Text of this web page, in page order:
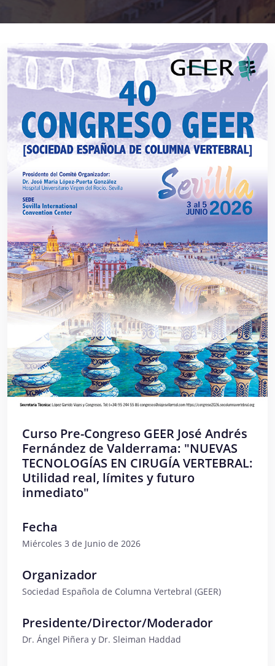
Curso Pre-Congreso GEER José Andrés
Fernández de Valderrama: "NUEVAS
TECNOLOGÍAS EN CIRUGÍA VERTEBRAL:
Utilidad real, límites y futuro
inmediato"
Fecha
Miércoles 3 de Junio de 2026
Organizador
Sociedad Española de Columna Vertebral (GEER)
Presidente/Director/Moderador
Dr. Ángel Piñera y Dr. Sleiman Haddad